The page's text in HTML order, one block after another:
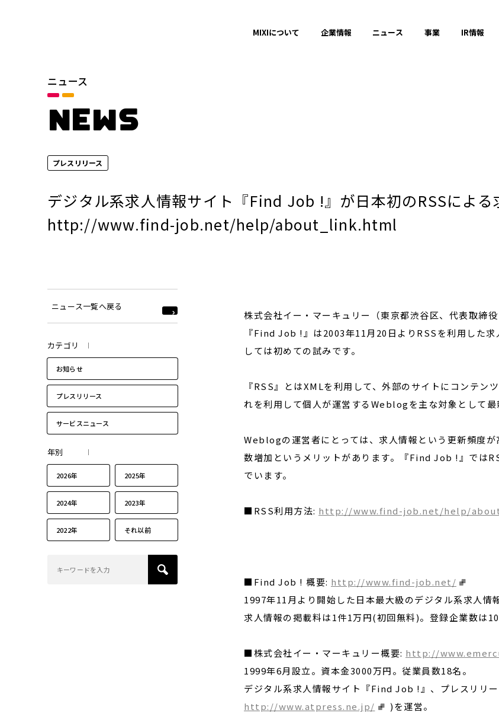
MIXIについて 企業情報 ニュース 事業 IR情報
ニュース
NEWS
プレスリリース
デジタル系求人情報サイト『Find Job !』が日本初のRSSによ
http://www.find-job.net/help/about_link.html
ニュース一覧へ戻る
カテゴリ
お知らせ
プレスリリース
サービスニュース
年別
2026年 2025年
2024年 2023年
2022年 それ以前
株式会社イー・マーキュリー（東京都渋谷区、代表取締
『Find Job !』は2003年11月20日よりRSSを利用した
しては初めての試みです。
『RSS』とはXMLを利用して、外部のサイトにコンテ
れを利用して個人が運営するWeblogを主な対象として最
Weblogの運営者にとっては、求人情報という更新頻度
数増加というメリットがあります。『Find Job !』では
でいます。
■RSS利用方法: http://www.find-job.net/help/
■Find Job ! 概要: http://www.find-job.net/
1997年11月より開始した日本最大級のデジタル系求人情
求人情報の掲載料は1件1万円(初回無料)。登録企業数は
■株式会社イー・マーキュリー概要: http://
1999年6月設立。資本金3000万円。従業員数18名。
デジタル系求人情報サイト『Find Job !』、プレスリリ
http://www.atpress.ne.jp/
)を運営。
カテゴリ
サービスニュース
閉じる